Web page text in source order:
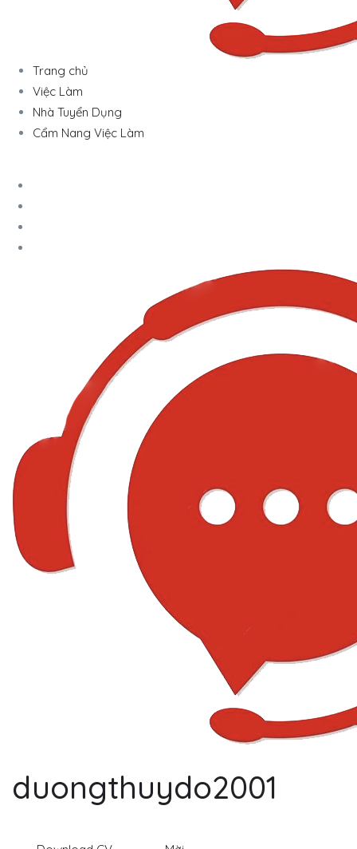
Trang chủ
Việc Làm
Nhà Tuyển Dụng
Cẩm Nang Việc Làm
duongthuydo2001